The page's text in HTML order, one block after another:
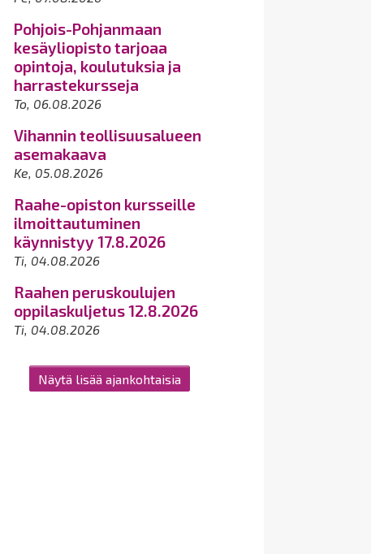
Pohjois-Pohjanmaan
kesäyliopisto tarjoaa
opintoja, koulutuksia ja
harrastekursseja
To, 06.08.2026
Vihannin teollisuusalueen
asemakaava
Ke, 05.08.2026
Raahe-opiston kursseille
ilmoittautuminen
käynnistyy 17.8.2026
Ti, 04.08.2026
Raahen peruskoulujen
oppilaskuljetus 12.8.2026
Ti, 04.08.2026
Näytä lisää ajankohtaisia